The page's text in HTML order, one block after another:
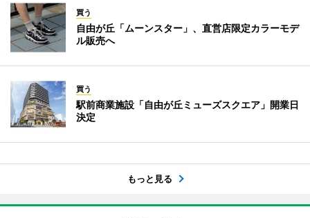
買う
自由が丘「ムーンスター」、直営店限定カラーモデ
ル販売へ
買う
駅前商業施設「自由が丘ミューズスクエア」開業日
決定
もっと見る